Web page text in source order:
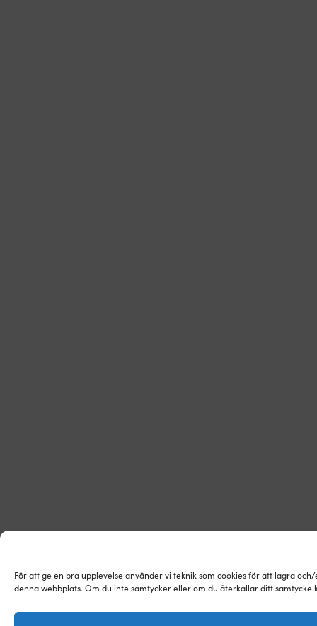
För att ge en bra upplevelse använder vi teknik som cookies för att lagra
denna webbplats. Om du inte samtycker eller om du återkallar ditt